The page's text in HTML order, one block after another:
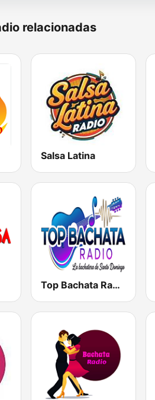
relacionadas
Salsa Latina
Top Bachata Radio